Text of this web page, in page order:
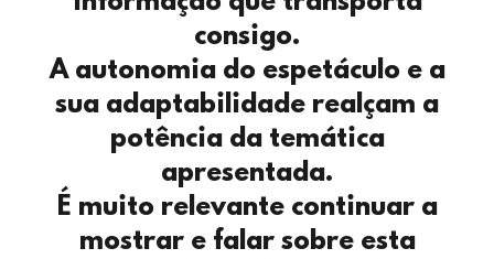
consigo.
A autonomia do espetáculo e a
sua adaptabilidade realçam a
potência da temática
apresentada.
É muito relevante continuar a
mostrar e falar sobre esta